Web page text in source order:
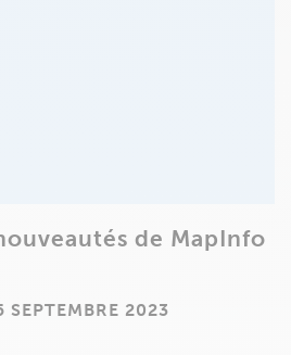
de MapInfo
SEPTEMBRE 2023